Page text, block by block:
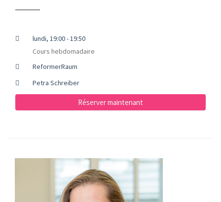
lundi, 19:00 - 19:50
Cours hebdomadaire
ReformerRaum
Petra Schreiber
Réserver maintenant